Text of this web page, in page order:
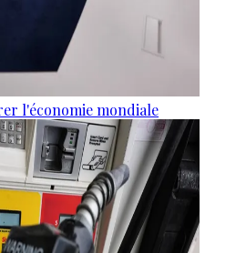
l'économie mondiale